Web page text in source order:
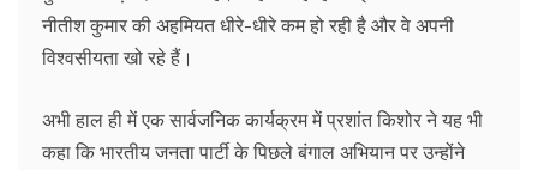
नीतीश कुमार की अहमियत धीरे-धीरे कम हो रही है और वे अपनी
विश्वसीयता खो रहे हैं।
अभी हाल ही में एक सार्वजनिक कार्यक्रम में प्रशांत किशोर ने यह भी
कहा कि भारतीय जनता पार्टी के पिछले बंगाल अभियान पर उन्होंने